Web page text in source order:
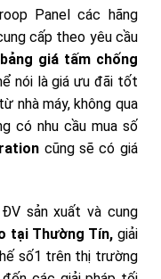
Panel các hãng
cấp theo yêu cầu
bảng giá tấm chống
nói là giá ưu đãi tốt
nhà máy, không qua
có nhu cầu mua số
cũng sẽ có giá
sản xuất và cung
tại Thường Tín, giải
số1 trên thị trường